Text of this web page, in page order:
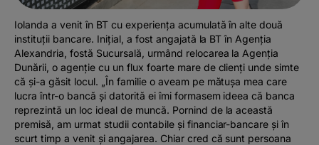
Iolanda a venit în BT cu experiența acumulată în alte două
instituții bancare. Inițial, a fost angajată la BT în Agenția
Alexandria, fostă Sucursală, urmând relocarea la Agenția
Dunării, o agenție cu un flux foarte mare de clienți unde simte
că și-a găsit locul. „În familie o aveam pe mătușa mea care
lucra într-o bancă și datorită ei îmi formasem ideea că banca
reprezintă un loc ideal de muncă. Pornind de la această
premisă, am urmat studii contabile și financiar-bancare și în
scurt timp a venit și angajarea. Chiar cred că sunt persoana